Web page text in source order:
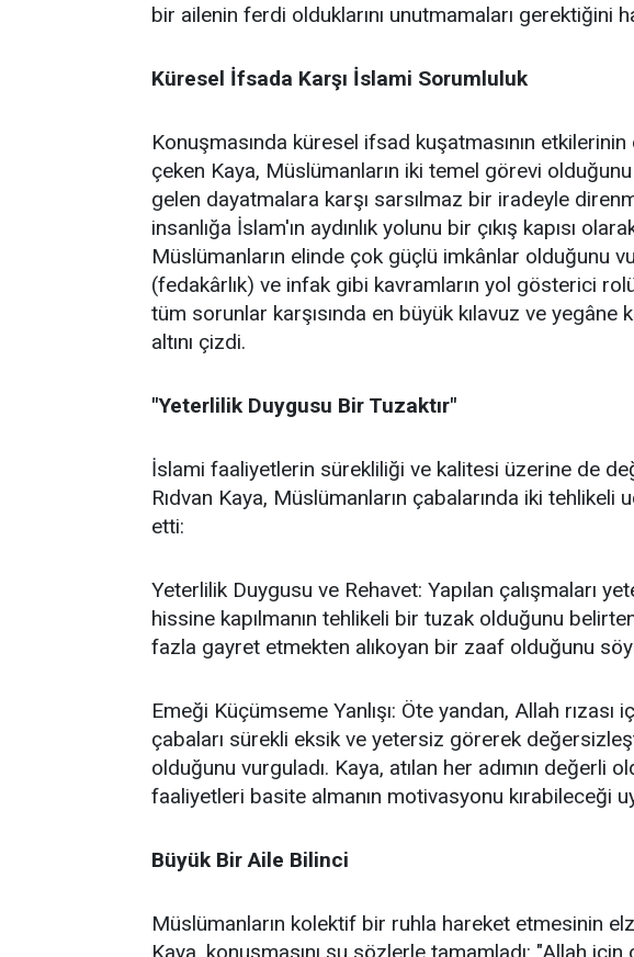
bir ailenin ferdi olduklarını unutmamaları gerektiğini
Küresel İfsada Karşı İslami Sorumluluk
Konuşmasında küresel ifsad kuşatmasının
çeken Kaya, Müslümanların iki temel görevi
gelen dayatmalara karşı sarsılmaz bir iradeyle
insanlığa İslam'ın aydınlık yolunu bir çıkış kapısı
Müslümanların elinde çok güçlü imkânlar olduğunu
(fedakârlık) ve infak gibi kavramların yol gösterici
tüm sorunlar karşısında en büyük kılavuz ve
altını çizdi.
"Yeterlilik Duygusu Bir Tuzaktır"
İslami faaliyetlerin sürekliliği ve kalitesi üzerine de
Rıdvan Kaya, Müslümanların çabalarında iki tehlikeli
etti:
Yeterlilik Duygusu ve Rehavet: Yapılan çalışmaları
hissine kapılmanın tehlikeli bir tuzak olduğunu
fazla gayret etmekten alıkoyan bir zaaf olduğunu
Emeği Küçümseme Yanlışı: Öte yandan, Allah
çabaları sürekli eksik ve yetersiz görerek
olduğunu vurguladı. Kaya, atılan her adımın değerli
faaliyetleri basite almanın motivasyonu kırabileceği
Büyük Bir Aile Bilinci
Müslümanların kolektif bir ruhla hareket etmesinin
Kaya, konuşmasını şu sözlerle tamamladı: "Allah